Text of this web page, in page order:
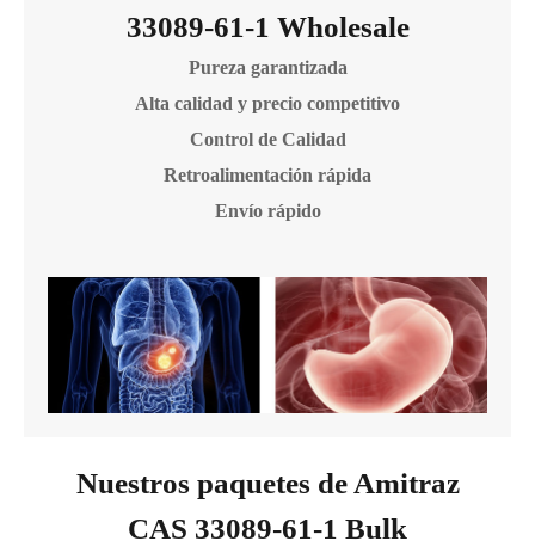
33089-61-1 Wholesale
Pureza garantizada
Alta calidad y precio competitivo
Control de Calidad
Retroalimentación rápida
Envío rápido
Nuestros paquetes de Amitraz
CAS 33089-61-1 Bulk